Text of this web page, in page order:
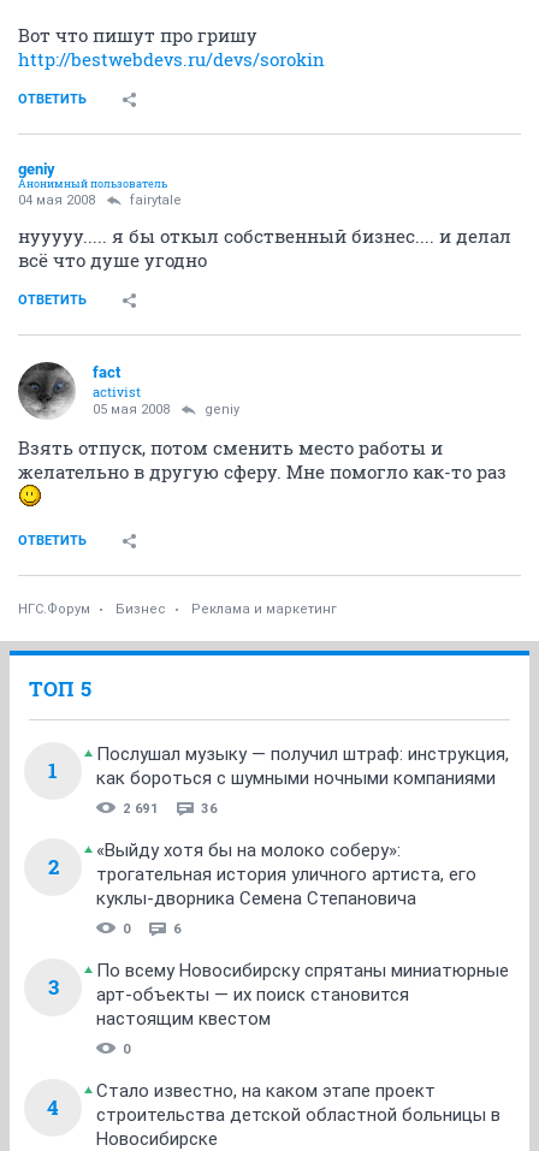
Вот что пишут про гришу
http://bestwebdevs.ru/devs/sorokin
ОТВЕТИТЬ
geniy
Анонимный пользователь
04 мая 2008 fairytale
нууууу..... я бы откыл собственный бизнес.... и делал
всё что душе угодно
ОТВЕТИТЬ
fact
activist
05 мая 2008 geniy
Взять отпуск, потом сменить место работы и
желательно в другую сферу. Мне помогло как-то раз
ОТВЕТИТЬ
НГС.Форум Бизнес Реклама и маркетинг
ТОП 5
1
Послушал музыку — получил штраф: инструкция,
как бороться с шумными ночными компаниями
2 691 36
2
«Выйду хотя бы на молоко соберу»:
трогательная история уличного артиста, его
куклы-дворника Семена Степановича
0 6
3
По всему Новосибирску спрятаны миниатюрные
арт-объекты — их поиск становится
настоящим квестом
0
4
Стало известно, на каком этапе проект
строительства детской областной больницы в
Новосибирске